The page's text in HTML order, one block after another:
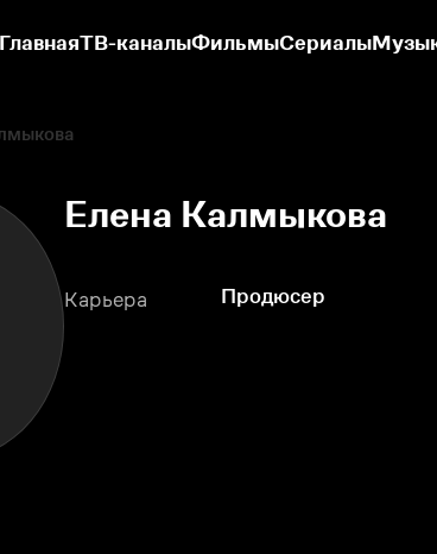
ГлавнаяТВ-каналыФильмыСериалы
Елена Калмыкова
Карьера Продюсер